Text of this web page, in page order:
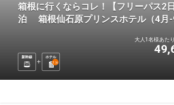
箱根に行くならコレ！【フリーパス2
泊 箱根仙石原プリンスホテル（4月-
新幹線
ホテル
1 泊
大人1名様あた